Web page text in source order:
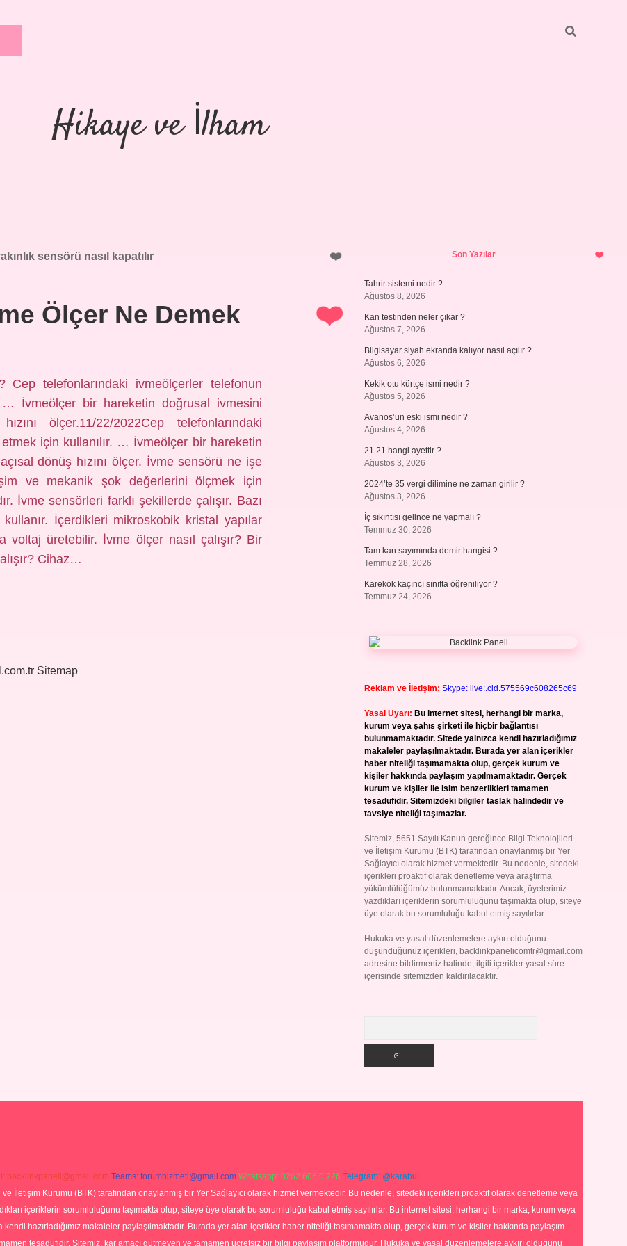
Hikaye ve İlham
sensörü nasıl kapatılır
Ölçer Ne Demek
telefonlarındaki ivmeölçerler telefonun
İvmeölçer bir hareketin doğrusal ivmesini
ölçer.11/22/2022Cep telefonlarındaki
için kullanılır. … İvmeölçer bir hareketin
dönüş hızını ölçer. İvme sensörü ne işe
ve mekanik şok değerlerini ölçmek için
İvme sensörleri farklı şekillerde çalışır. Bazı
İçerdikleri mikroskobik kristal yapılar
voltaj üretebilir. İvme ölçer nasıl çalışır? Bir
Cihaz…
Sitemap
SidebarSon Yazılar
Tahrir sistemi nedir ?
Ağustos 8, 2026
Kan testinden neler çıkar ?
Ağustos 7, 2026
Bilgisayar siyah ekranda kalıyor nasıl açılır ?
Ağustos 6, 2026
Kekik otu kürtçe ismi nedir ?
Ağustos 5, 2026
Avanos’un eski ismi nedir ?
Ağustos 4, 2026
21 21 hangi ayettir ?
Ağustos 3, 2026
2024’te 35 vergi dilimine ne zaman girilir ?
Ağustos 3, 2026
İç sıkıntısı gelince ne yapmalı ?
Temmuz 30, 2026
Tam kan sayımında demir hangisi ?
Temmuz 28, 2026
Karekök kaçıncı sınıfta öğreniliyor ?
Temmuz 24, 2026
Reklam ve İletişim: Skype: live:.cid.575569c608265c69
Yasal Uyarı: Bu internet sitesi, herhangi bir marka,
kurum veya şahıs şirketi ile hiçbir bağlantısı
bulunmamaktadır. Sitede yalnızca kendi hazırladığımız
makaleler paylaşılmaktadır. Burada yer alan içerikler
haber niteliği taşımamakta olup, gerçek kurum ve
kişiler hakkında paylaşım yapılmamaktadır. Gerçek
kurum ve kişiler ile isim benzerlikleri tamamen
tesadüfidir. Sitemizdeki bilgiler taslak halindedir ve
tavsiye niteliği taşımazlar.
Sitemiz, 5651 Sayılı Kanun gereğince Bilgi Teknolojileri
ve İletişim Kurumu (BTK) tarafından onaylanmış bir Yer
Sağlayıcı olarak hizmet vermektedir. Bu nedenle, sitedeki
içerikleri proaktif olarak denetleme veya araştırma
yükümlülüğümüz bulunmamaktadır. Ancak, üyelerimiz
yazdıkları içeriklerin sorumluluğunu taşımakta olup, siteye
üye olarak bu sorumluluğu kabul etmiş sayılırlar.
Hukuka ve yasal düzenlemelere aykırı olduğunu
düşündüğünüz içerikleri, backlinkpanelicomtr@gmail.com
adresine bildirmeniz halinde, ilgili içerikler yasal süre
içerisinde sitemizden kaldırılacaktır.
backlinkpaneli@gmail.com Teams: forumhizmeti@gmail.com Whatsapp: 0262 606 0 726 Telegram: @karabul
İletişim Kurumu (BTK) tarafından onaylanmış bir Yer Sağlayıcı olarak hizmet vermektedir. Bu nedenle, sitedeki içerikleri proaktif olarak denetleme veya
içeriklerin sorumluluğunu taşımakta olup, siteye üye olarak bu sorumluluğu kabul etmiş sayılırlar. Bu internet sitesi, herhangi bir marka, kurum veya
hazırladığımız makaleler paylaşılmaktadır. Burada yer alan içerikler haber niteliği taşımamakta olup, gerçek kurum ve kişiler hakkında paylaşım
tesadüfidir. Sitemiz, kar amacı gütmeyen ve tamamen ücretsiz bir bilgi paylaşım platformudur. Hukuka ve yasal düzenlemelere aykırı olduğunu